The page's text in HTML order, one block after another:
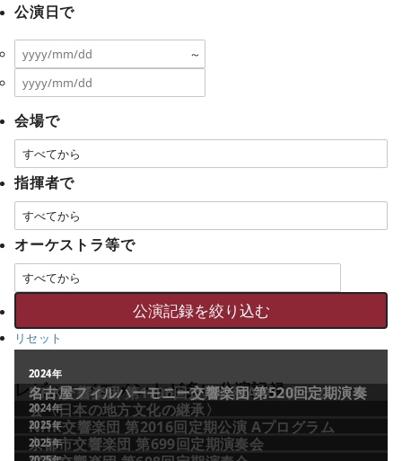
公演日で
～
会場で
指揮者で
オーケストラ等で
リセット
レビュー／コメントが多い公演記録
2011年
NHK交響楽団 第1706回定期公演Aプログラム
2024年
名古屋フィルハーモニー交響楽団 第520回定期演奏
会〈日本の地方文化の継承〉
2024年
NHK交響楽団 第2016回定期公演 Aプログラム
2025年
京都市交響楽団 第699回定期演奏会
2025年